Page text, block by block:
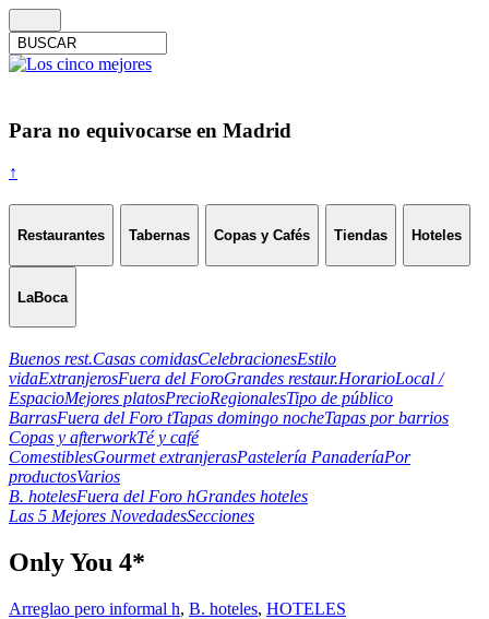
Para no equivocarse en Madrid
↑
Restaurantes Tabernas Copas y Cafés Tiendas Hoteles
LaBoca
Buenos rest.Casas comidasCelebracionesEstilo
vidaExtranjerosFuera del ForoGrandes restaur.HorarioLocal /
EspacioMejores platosPrecioRegionalesTipo de público
BarrasFuera del Foro tTapas domingo nocheTapas por barrios
Copas y afterworkTé y café
ComestiblesGourmet extranjerasPastelería PanaderíaPor
productosVarios
B. hotelesFuera del Foro hGrandes hoteles
Las 5 Mejores NovedadesSecciones
Only You 4*
Arreglao pero informal h, B. hoteles, HOTELES